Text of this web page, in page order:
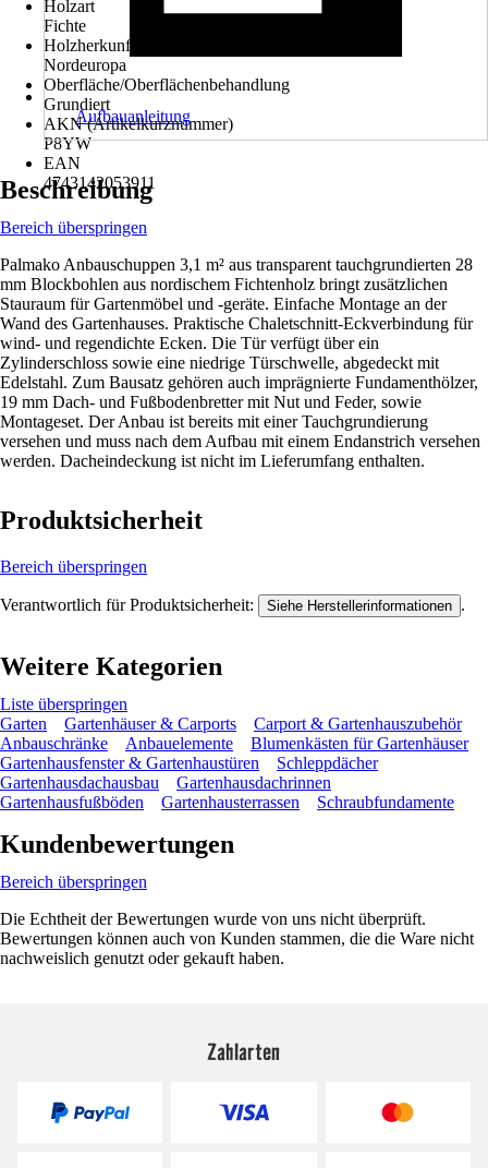
Holzart
Fichte
Holzherkunft
Nordeuropa
Oberfläche/Oberflächenbehandlung
Grundiert
AKN (Artikelkurznummer)
P8YW
EAN
4743142053911
Aufbauanleitung
Beschreibung
Bereich überspringen
Palmako Anbauschuppen 3,1 m² aus transparent tauchgrundierten 28
mm Blockbohlen aus nordischem Fichtenholz bringt zusätzlichen
Stauraum für Gartenmöbel und -geräte. Einfache Montage an der
Wand des Gartenhauses. Praktische Chaletschnitt-Eckverbindung für
wind- und regendichte Ecken. Die Tür verfügt über ein
Zylinderschloss sowie eine niedrige Türschwelle, abgedeckt mit
Edelstahl. Zum Bausatz gehören auch imprägnierte Fundamenthölzer,
19 mm Dach- und Fußbodenbretter mit Nut und Feder, sowie
Montageset. Der Anbau ist bereits mit einer Tauchgrundierung
versehen und muss nach dem Aufbau mit einem Endanstrich versehen
werden. Dacheindeckung ist nicht im Lieferumfang enthalten.
Produktsicherheit
Bereich überspringen
Verantwortlich für Produktsicherheit: Siehe Herstellerinformationen .
Weitere Kategorien
Liste überspringen
Garten
Gartenhäuser & Carports
Carport & Gartenhauszubehör
Anbauschränke
Anbauelemente
Blumenkästen für Gartenhäuser
Gartenhausfenster & Gartenhaustüren
Schleppdächer
Gartenhausdachausbau
Gartenhausdachrinnen
Gartenhausfußböden
Gartenhausterrassen Schraubfundamente
Kundenbewertungen
Bereich überspringen
Die Echtheit der Bewertungen wurde von uns nicht überprüft.
Bewertungen können auch von Kunden stammen, die die Ware nicht
nachweislich genutzt oder gekauft haben.
Zahlarten